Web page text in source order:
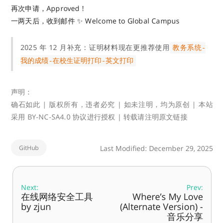
再次申请，Approved !
一两天后，收到邮件 ✨ Welcome to Global Campus
2025 年 12 月补充：证明材料现在更推荐使用 教务系统-
我的成绩-在校生证明打印-英文打印
声明：
确石如此 | 版权所有，违者必究 | 如未注明，均为原创 | 本站
采用 BY-NC-SA4.0 协议进行授权 | 转载请注明原文链接
GitHub Last Modified: December 29, 2025
Next:
在线网络安全工具
by zjun
Prev:
Where’s My Love
(Alternate Version) -
音乐分享